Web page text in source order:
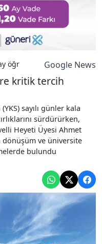
öğrencilere kritik tercih
Google News
kritik tercih
sayılı günler kala
sürdürürken,
Heyeti Üyesi Ahmet
dönüşüm ve üniversite
bulundu